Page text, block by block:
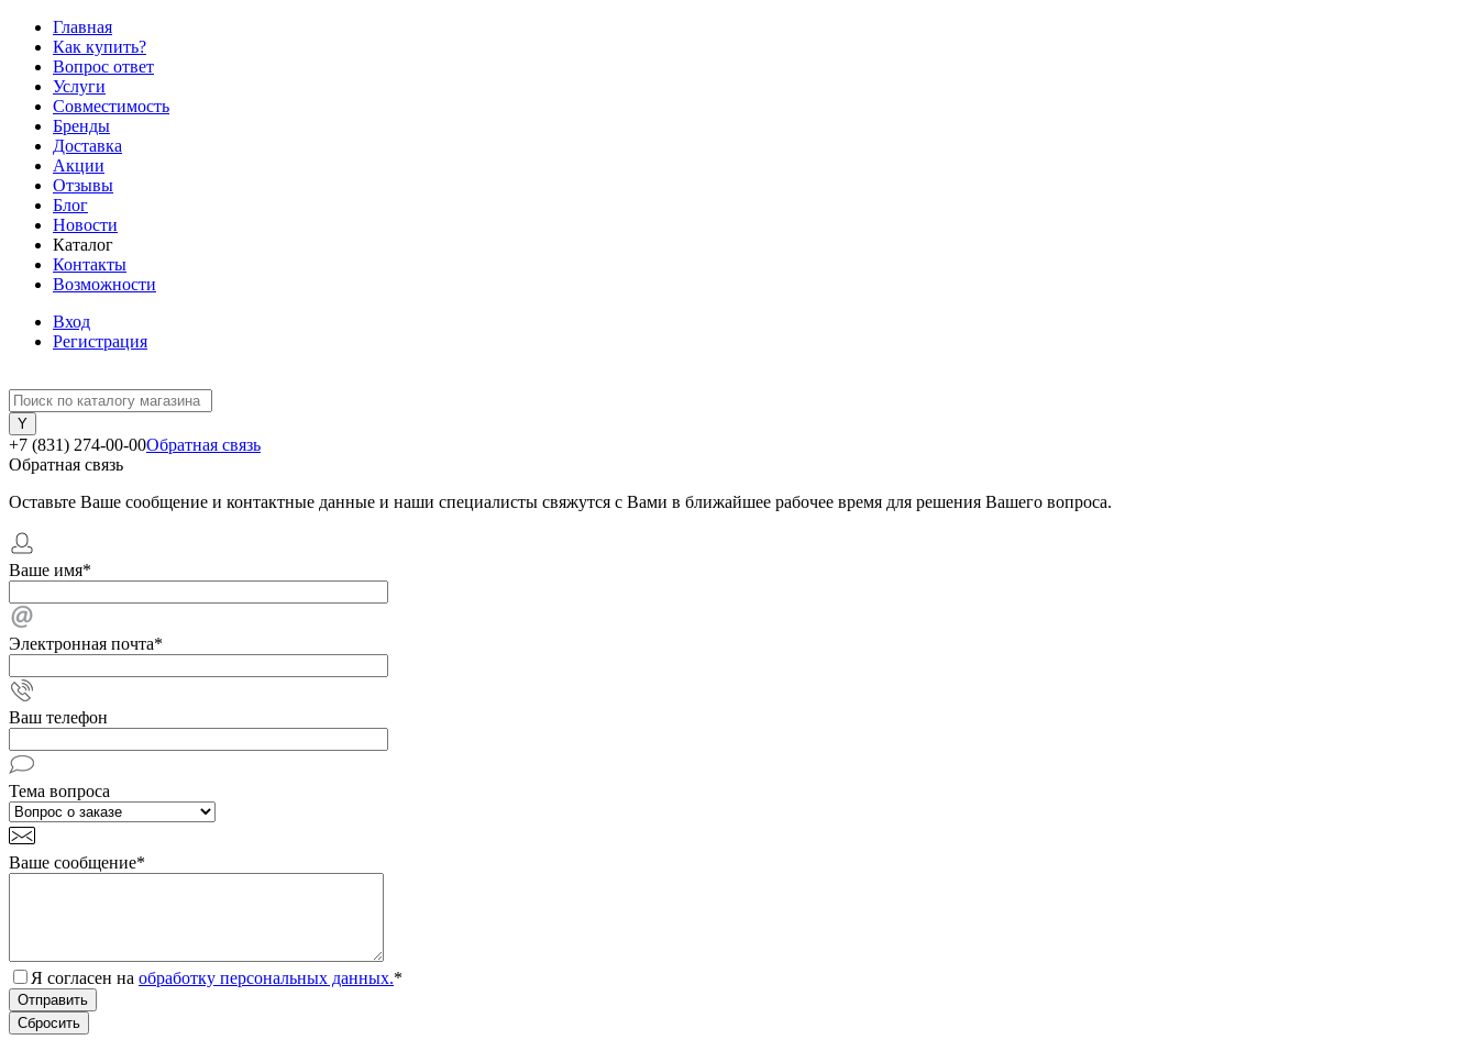
Главная
Как купить?
Вопрос ответ
Услуги
Совместимость
Бренды
Доставка
Акции
Отзывы
Блог
Новости
Каталог
Контакты
Возможности
Вход
Регистрация
+7 (831) 274-00-00Обратная связь
Обратная связь
Оставьте Ваше сообщение и контактные данные и наши специалисты свяжутся с Вами в ближайшее рабочее время для решения Вашего вопроса.
Ваше имя*
Электронная почта*
Ваш телефон
Тема вопроса
Ваше сообщение*
Я согласен на обработку персональных данных.*